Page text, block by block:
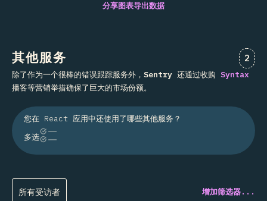
分享图表导出数据
其他服务 对“
2
除了作为一个很棒的错误跟踪服务外， Sentry 还通过收购 Syntax
播客等营销举措确保了巨大的市场份额。
您在 React 应用中还使用了哪些其他服务？
多选
所有受访者 增加筛选器...